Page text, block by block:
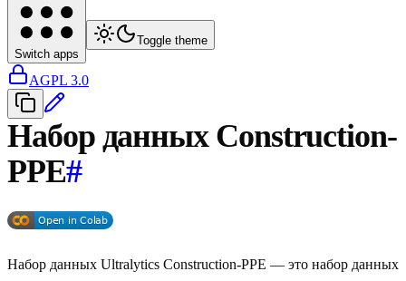
Switch apps
Toggle theme
AGPL 3.0
Набор данных Construction-
PPE#
Набор данных Ultralytics Construction-PPE — это набор данных